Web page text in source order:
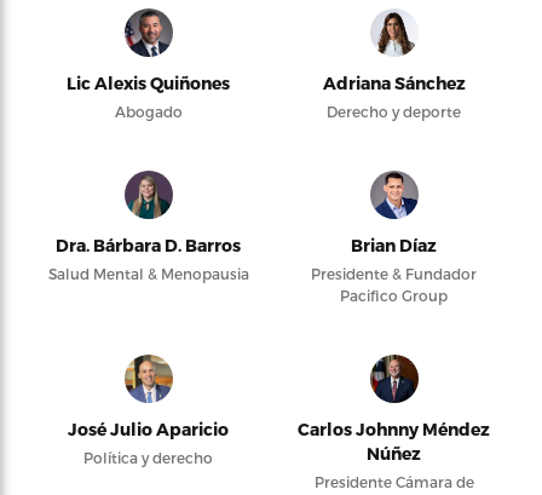
Lic Alexis Quiñones
Abogado
Adriana Sánchez
Derecho y deporte
Dra. Bárbara D. Barros
Salud Mental & Menopausia
Brian Díaz
Presidente & Fundador
Pacifico Group
José Julio Aparicio
Política y derecho
Carlos Johnny Méndez
Núñez
Presidente Cámara de